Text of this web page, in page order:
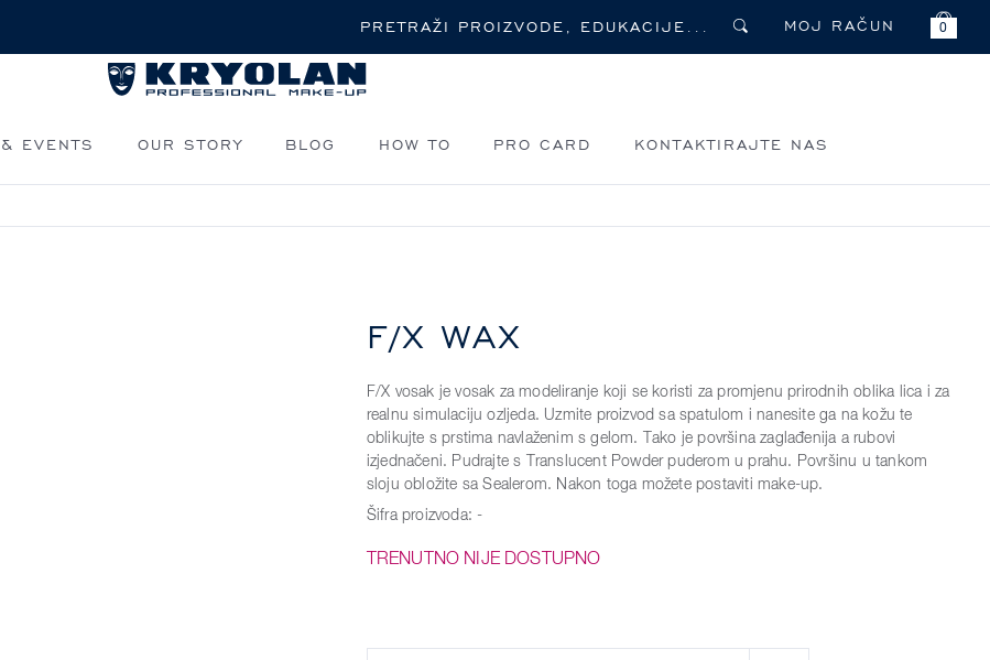
MOJ RAČUN 0
EVENTS OUR STORY BLOG HOW TO PRO CARD KONTAKTIRAJTE NAS
F/X WAX
F/X vosak je vosak za modeliranje koji se koristi za promjenu prirodnih oblika lica i za
realnu simulaciju ozljeda. Uzmite proizvod sa spatulom i nanesite ga na kožu te
oblikujte s prstima navlaženim s gelom. Tako je površina zaglađenija a rubovi
izjednačeni. Pudrajte s Translucent Powder puderom u prahu. Površinu u tankom
sloju obložite sa Sealerom. Nakon toga možete postaviti make-up.
Šifra proizvoda: -
TRENUTNO NIJE DOSTUPNO